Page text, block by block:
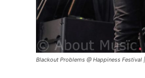
Blackout Problems @ Happiness